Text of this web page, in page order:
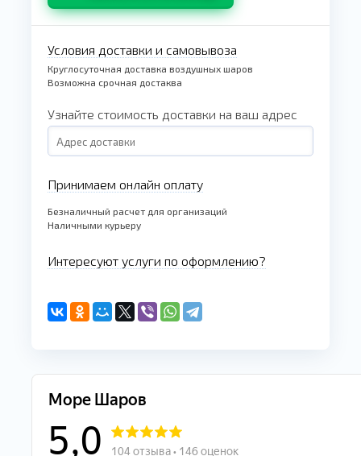
Условия доставки и самовывоза
Круглосуточная доставка воздушных шаров
Возможна срочная достаква
Узнайте стоимость доставки на ваш адрес
Принимаем онлайн оплату
Безналичный расчет для организаций
Наличными курьеру
Интересуют услуги по оформлению?